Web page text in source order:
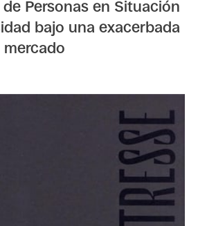
Personas en Situación
bajo una exacerbada